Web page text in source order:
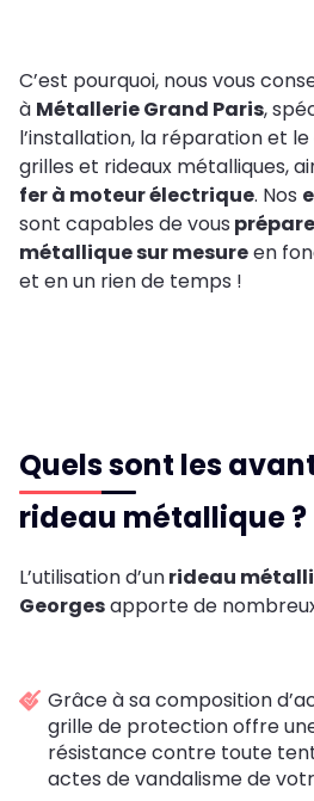
C’est pourquoi, nous vous
à Métallerie Grand Paris,
l’installation, la réparation et
grilles et rideaux métalliques,
fer à moteur électrique. Nos
sont capables de vous
métallique sur mesureen
et en un rien de temps !
Quels sont les
rideau métallique ?
L’utilisation d’unrideau
Georgesapporte de
Grâce à sa composition
grille de protection offre
résistance contre toute
actes de vandalisme de